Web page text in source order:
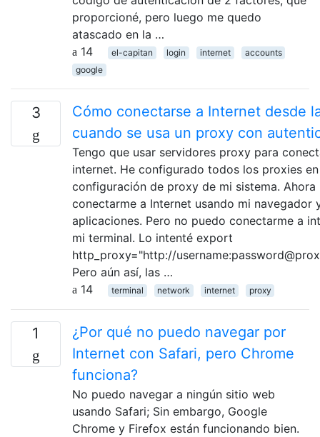
proporcioné, pero luego me quedo
atascado en la …
14
el-capitan login internet
accounts
google
3
Cómo conectarse a Internet desde
cuando se usa un proxy con
Tengo que usar servidores proxy para
internet. He configurado todos los proxies
configuración de proxy de mi sistema. Ahora
conectarme a Internet usando mi navegador
aplicaciones. Pero no puedo conectarme a
mi terminal. Lo intenté export
http_proxy="http://
Pero aún así, las …
14
terminal network internet proxy
1
¿Por qué no puedo navegar por
Internet con Safari, pero Chrome
funciona?
No puedo navegar a ningún sitio web
usando Safari; Sin embargo, Google
Chrome y Firefox están funcionando bien.